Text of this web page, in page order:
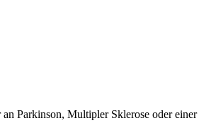
Parkinson, Multipler Sklerose oder einer